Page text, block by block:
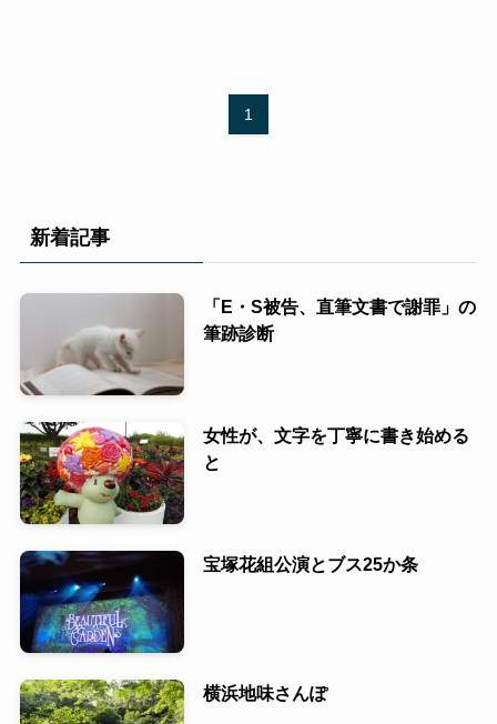
1
新着記事
「E・S被告、直筆文書で謝罪」の
筆跡診断
女性が、文字を丁寧に書き始める
と
宝塚花組公演とブス25か条
横浜地味さんぽ